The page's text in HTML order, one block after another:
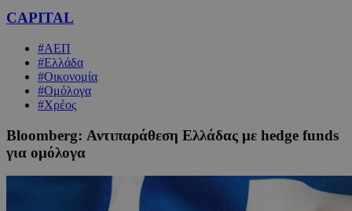
CAPITAL
#ΑΕΠ
#Ελλάδα
#Οικονομία
#Ομόλογα
#Χρέος
Bloomberg: Αντιπαράθεση Ελλάδας με hedge funds
για ομόλογα